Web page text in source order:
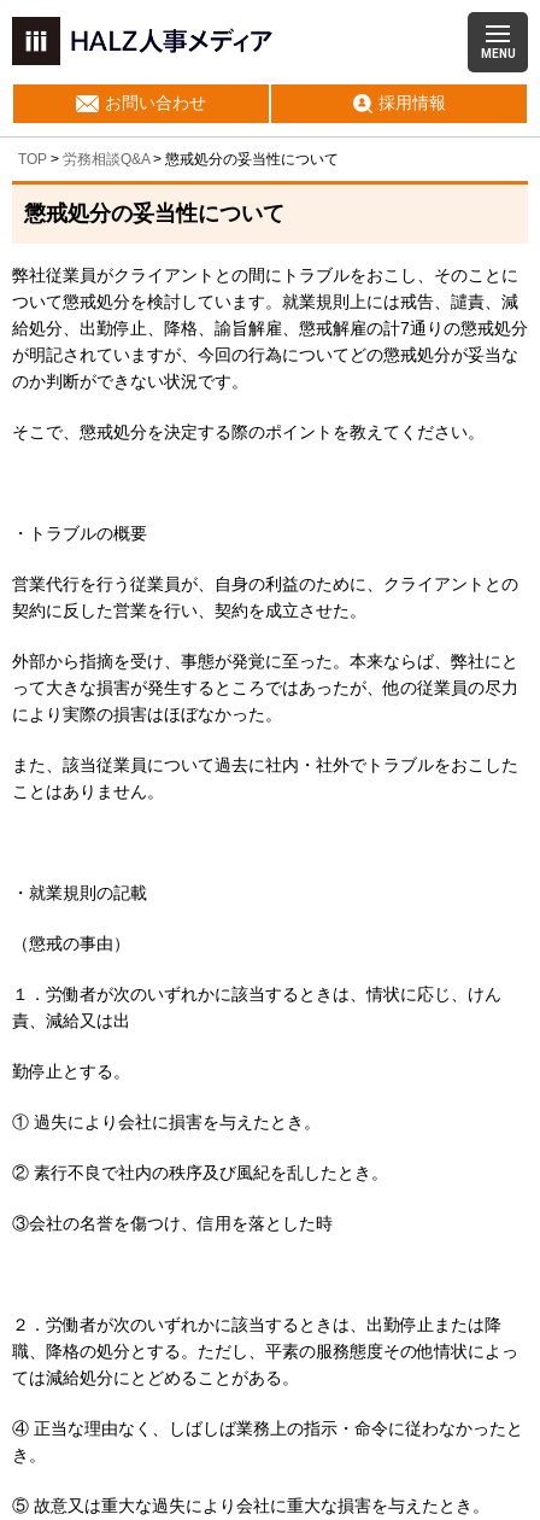
MENU
お問い合わせ 採用情報
TOP > 労務相談Q&A> 懲戒処分の妥当性について
懲戒処分の妥当性について
弊社従業員がクライアントとの間にトラブルをおこし、そのことに
ついて懲戒処分を検討しています。就業規則上には戒告、譴責、減
給処分、出勤停止、降格、諭旨解雇、懲戒解雇の計7通りの懲戒処分
が明記されていますが、今回の行為についてどの懲戒処分が妥当な
のか判断ができない状況です。
そこで、懲戒処分を決定する際のポイントを教えてください。
・トラブルの概要
営業代行を行う従業員が、自身の利益のために、クライアントとの
契約に反した営業を行い、契約を成立させた。
外部から指摘を受け、事態が発覚に至った。本来ならば、弊社にと
って大きな損害が発生するところではあったが、他の従業員の尽力
により実際の損害はほぼなかった。
また、該当従業員について過去に社内・社外でトラブルをおこした
ことはありません。
・就業規則の記載
（懲戒の事由）
１．労働者が次のいずれかに該当するときは、情状に応じ、けん
責、減給又は出
勤停止とする。
① 過失により会社に損害を与えたとき。
② 素行不良で社内の秩序及び風紀を乱したとき。
③会社の名誉を傷つけ、信用を落とした時
２．労働者が次のいずれかに該当するときは、出勤停止または降
職、降格の処分とする。ただし、平素の服務態度その他情状によっ
ては減給処分にとどめることがある。
④ 正当な理由なく、しばしば業務上の指示・命令に従わなかったと
き。
⑤ 故意又は重大な過失により会社に重大な損害を与えたとき。